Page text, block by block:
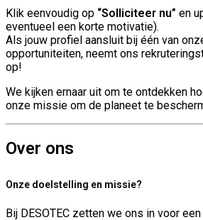
Klik eenvoudig op “Solliciteer nu” en
eventueel een korte motivatie).
Als jouw profiel aansluit bij één van
opportuniteiten, neemt ons
op!
We kijken ernaar uit om te ontdekken
onze missie om de planeet te
Over ons
Onze doelstelling en missie?
Bij DESOTEC zetten we ons in voor een